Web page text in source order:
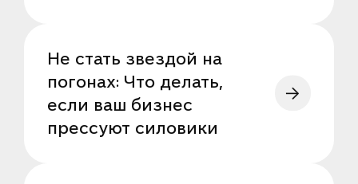
Не стать звездой на
погонах: Что делать,
если ваш бизнес
прессуют силовики